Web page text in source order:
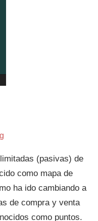
(pasivas) de
como mapa de
ha ido cambiando a
de compra y venta
como puntos.